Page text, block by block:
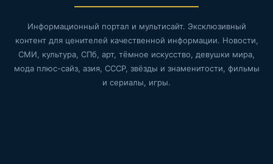
Информационный портал и мультисайт. Эксклюзивный
контент для ценителей качественной информации. Новости,
СМИ, культура, СПб, арт, тёмное искусство, девушки мира,
мода плюс-сайз, азия, СССР, звёзды и знаменитости, фильмы
и сериалы, игры.